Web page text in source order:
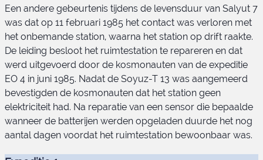
Een andere gebeurtenis tijdens de levensduur van Salyut 7
was dat op 11 februari 1985 het contact was verloren met
het onbemande station, waarna het station op drift raakte.
De leiding besloot het ruimtestation te repareren en dat
werd uitgevoerd door de kosmonauten van de expeditie
EO 4 in juni 1985. Nadat de Soyuz-T 13 was aangemeerd
bevestigden de kosmonauten dat het station geen
elektriciteit had. Na reparatie van een sensor die bepaalde
wanneer de batterijen werden opgeladen duurde het nog
aantal dagen voordat het ruimtestation bewoonbaar was.